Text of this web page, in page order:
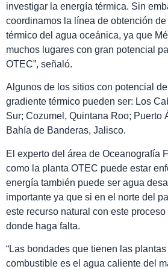
investigar la energía térmica. Sin
coordinamos la línea de obtención
térmico del agua oceánica, ya que
muchos lugares con gran potencial
OTEC”, señaló.
Algunos de los sitios con potencial
gradiente térmico pueden ser: Los
Sur; Cozumel, Quintana Roo; Puerto
Bahía de Banderas, Jalisco.
El experto del área de Oceanografía
como la planta OTEC puede estar
energía también puede ser agua
importante ya que si en el norte del
este recurso natural con este
donde haga falta.
“Las bondades que tienen las
combustible es el agua caliente del